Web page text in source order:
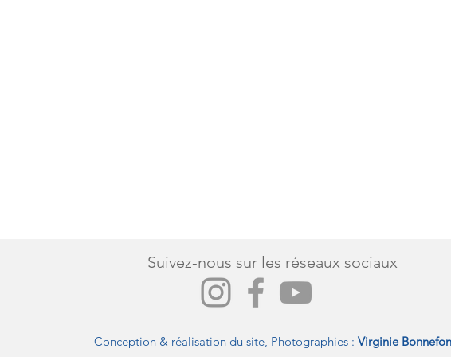
Suivez-nous sur les réseaux sociaux
Conception & réalisation du site, Photographies : Virginie Bonnefon